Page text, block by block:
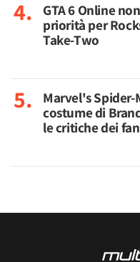
GTA 6 Online
priorità per
Take-Two
Marvel's Spider-
costume di
le critiche dei fan